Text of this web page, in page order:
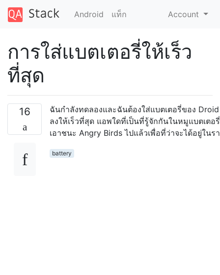
Android แท็ก Account
การใส่แบตเตอรี่ให้เร็ว
ที่สุด
16
ฉันกำลังทดลองและฉันต้องใส่แบตเตอรี่ของ
ลงให้เร็วที่สุด แอพใดที่เป็นที่รู้จักกันในหมูแบตเตอ
เอาชนะ Angry Birds ไปแล้วเพื่อที่ว่าจะได้อยู่ใน
battery